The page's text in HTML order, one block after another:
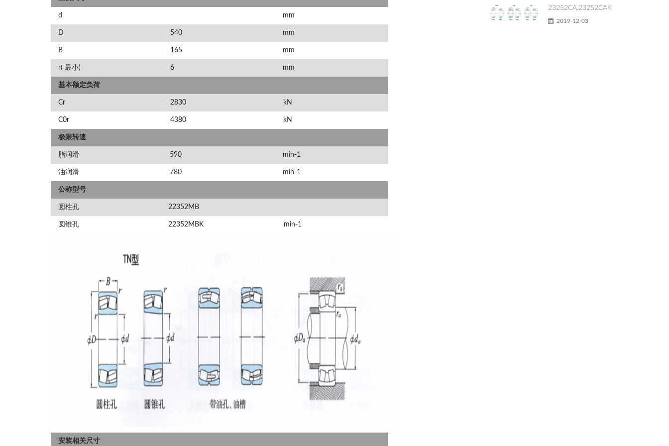
d mm
D 540 mm
B 165 mm
r( 最小) 6 mm
基本额定负荷
Cr 2830 kN
C0r 4380 kN
极限转速
脂润滑 590 min-1
油润滑 780 min-1
公称型号
圆柱孔 22352MB
圆锥孔 22352MBK min-1
安装相关尺寸
23252CA,23252CAK
2019-12-03